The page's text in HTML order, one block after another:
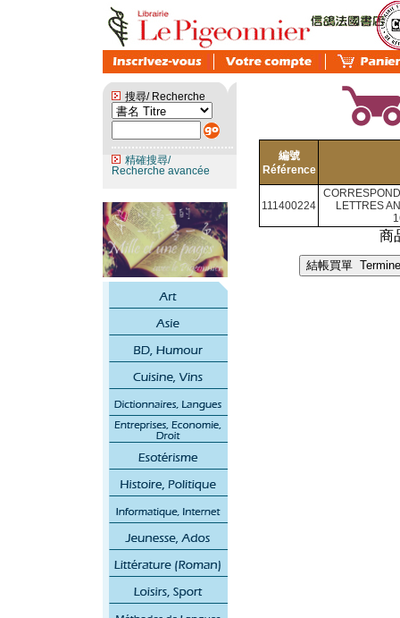
搜尋/ Recherche
精確搜尋/
Recherche avancée
編號
Référence
111400224
LETTRES
商